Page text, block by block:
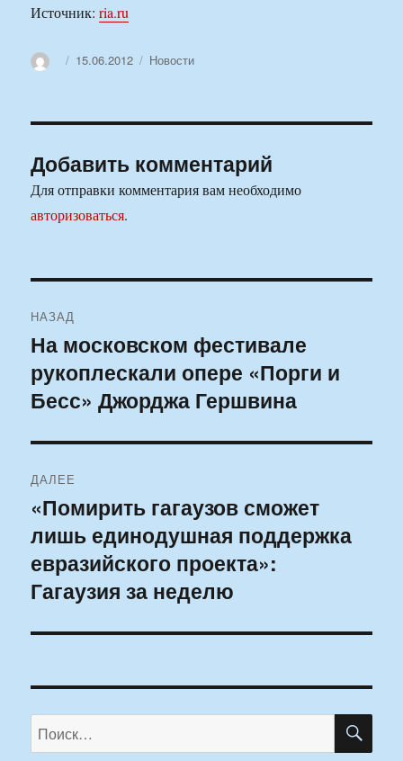
Источник:ria.ru
АвторОпубликовано
15.06.2012 Рубрики
Новости
Добавить комментарий
Для отправки комментария вам необходимо
авторизоваться.
по
записям
НАЗАД
Предыдущая
запись:
На московском фестивале
рукоплескали опере «Порги и
Бесс» Джорджа Гершвина
ДАЛЕЕ
Следующая
запись:
«Помирить гагаузов сможет
лишь единодушная поддержка
евразийского проекта»:
Гагаузия за неделю
Искать: